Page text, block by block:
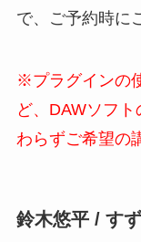
で、ご予約時に
※プラグインの
ど、DAWソフ
わらずご希望の
鈴木悠平 / す